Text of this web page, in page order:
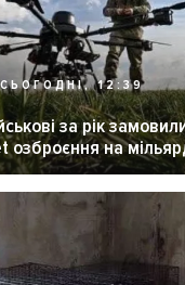
СЬОГОДНІ, 12:39
за рік
озброєння на